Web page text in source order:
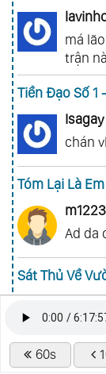
60s
má
trận
Tiền Đạo Số 1
Isagay
chán vl
Tóm Lại Là
Ad da
Sát Thủ Về
tắc
nhiều
CÙNG